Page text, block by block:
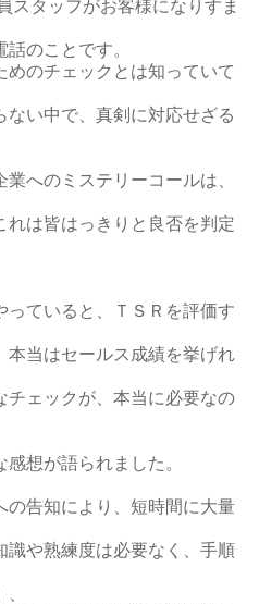
スタッフがお客様になりすま
話のことです。
めのチェックとは知っていて
ない中で、真剣に対応せざる
へのミステリーコールは、
れは皆はっきりと良否を判定
っていると、ＴＳＲを評価す
本当はセールス成績を挙げれ
チェックが、本当に必要なの
感想が語られました。
の告知により、短時間に大量
識や熟練度は必要なく、手順
、